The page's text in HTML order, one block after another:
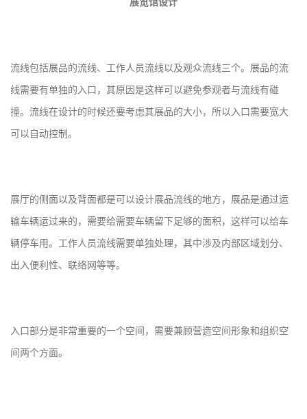
展览馆设计
流线包括展品的流线、工作人员流线以及观众流线三个。展品的流
线需要有单独的入口，其原因是这样可以避免参观者与流线有碰
撞。流线在设计的时候还要考虑其展品的大小，所以入口需要宽大
可以自动控制。
展厅的侧面以及背面都是可以设计展品流线的地方，展品是通过运
输车辆运过来的，需要给需要车辆留下足够的面积，这样可以给车
辆停车用。工作人员流线需要单独处理，其中涉及内部区域划分、
出入便利性、联络网等等。
入口部分是非常重要的一个空间，需要兼顾营造空间形象和组织空
间两个方面。